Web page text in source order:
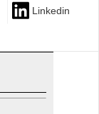
Linkedin